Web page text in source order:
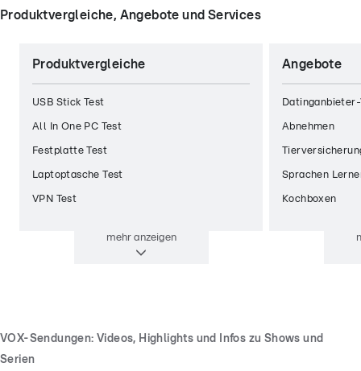
Produktvergleiche, Angebote und Services
Produktvergleiche
USB Stick Test
All In One PC Test
Festplatte Test
Laptoptasche Test
VPN Test
mehranzeigen
Angebote
Abnehmen
Sprachen
Kochboxen
VOX-Sendungen: Videos, Highlights und Infos zu Shows und
Serien